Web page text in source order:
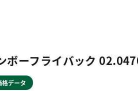
ボーフライバック
格データ